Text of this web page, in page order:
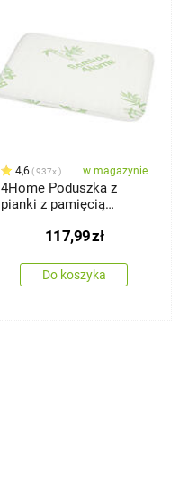
4,6 937x w magazynie
4Home Poduszka z
pianki z pamięcią
nieprofilowana, 40 x 60
117,99zł
Do koszyka